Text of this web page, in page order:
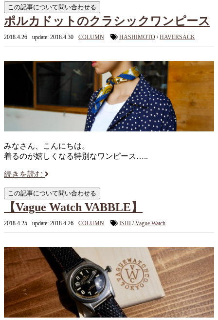
ポルカドットのクラシックワンピース
2018.4.26 update: 2018.4.30 COLUMN HASHIMOTO /HAVERSACK
みなさん、こんにちは。
着るのが嬉しくなる特別なワンピース…..
続きを読む
【Vague Watch VABBLE】
2018.4.25 update: 2018.4.26 COLUMN ISHI /Vague Watch